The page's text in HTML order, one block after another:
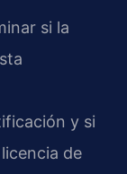
si la
y si
de